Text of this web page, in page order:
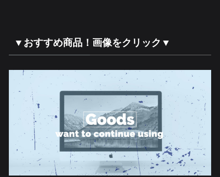
▼おすすめ商品！画像をクリック▼